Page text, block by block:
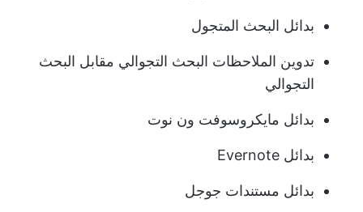
بدائل البحث المتجول
تدوين الملاحظات البحث التجوالي مقابل البحث
التجوالي
بدائل مايكروسوفت ون نوت
بدائل Evernote
بدائل مستندات جوجل